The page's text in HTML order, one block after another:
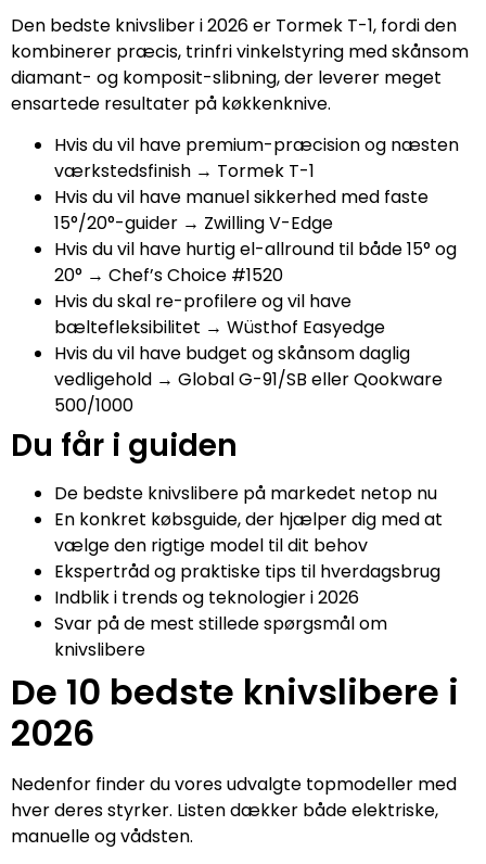
Den bedste knivsliber i 2026 er Tormek T-1, fordi den
kombinerer præcis, trinfri vinkelstyring med skånsom
diamant- og komposit-slibning, der leverer meget
ensartede resultater på køkkenknive.
Hvis du vil have premium-præcision og næsten
værkstedsfinish → Tormek T-1
Hvis du vil have manuel sikkerhed med faste
15°/20°-guider → Zwilling V-Edge
Hvis du vil have hurtig el-allround til både 15° og
20° → Chef’s Choice #1520
Hvis du skal re-profilere og vil have
bæltefleksibilitet → Wüsthof Easyedge
Hvis du vil have budget og skånsom daglig
vedligehold → Global G-91/SB eller Qookware
500/1000
Du får i guiden
De bedste knivslibere på markedet netop nu
En konkret købsguide, der hjælper dig med at
vælge den rigtige model til dit behov
Ekspertråd og praktiske tips til hverdagsbrug
Indblik i trends og teknologier i 2026
Svar på de mest stillede spørgsmål om
knivslibere
De 10 bedste knivslibere i
2026
Nedenfor finder du vores udvalgte topmodeller med
hver deres styrker. Listen dækker både elektriske,
manuelle og vådsten.